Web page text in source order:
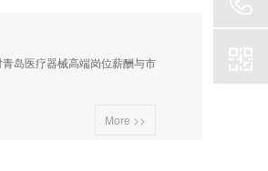
岛医疗器械高端岗位薪酬与市
More >>